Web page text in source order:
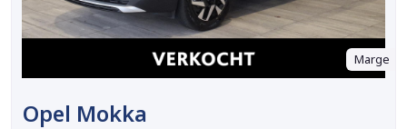
Marge
Opel Mokka